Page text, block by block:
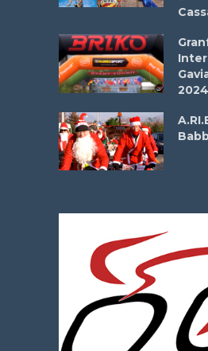
2024